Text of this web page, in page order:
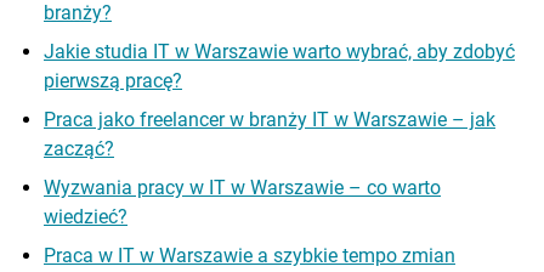
branży?
Jakie studia IT w Warszawie warto wybrać, aby zdobyć
pierwszą pracę?
Praca jako freelancer w branży IT w Warszawie – jak
zacząć?
Wyzwania pracy w IT w Warszawie – co warto
wiedzieć?
Praca w IT w Warszawie a szybkie tempo zmian